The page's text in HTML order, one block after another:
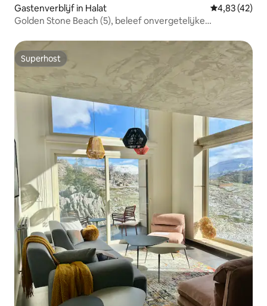
Gastenverblijf in Halat Gemiddelde
4,83 (42)
Golden Stone Beach (5), beleef onvergetelijke
Superhost
Superhost